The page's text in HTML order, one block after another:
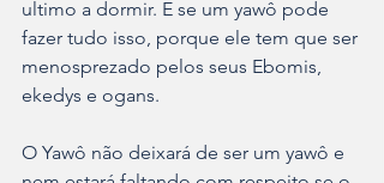
ultimo a dormir. E se um yawô pode
fazer tudo isso, porque ele tem que ser
menosprezado pelos seus Ebomis,
ekedys e ogans.
O Yawô não deixará de ser um yawô e